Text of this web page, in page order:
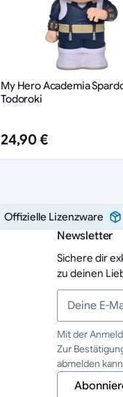
My Hero Academia
Todoroki
24,90 €
Offizielle Lizenzware
Newsletter
Sichere dir
zu deinen
Deine E-
Mit der
Zur
abmelden